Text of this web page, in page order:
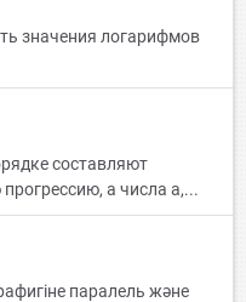
значения логарифмов
составляют
a числа a,...
паралель және